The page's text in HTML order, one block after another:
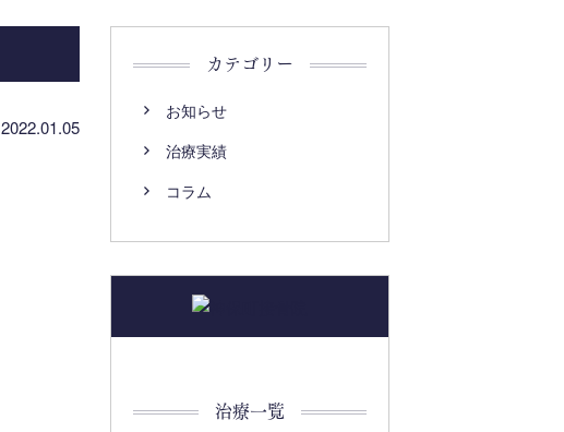
2022.01.05
カテゴリー
お知らせ
治療実績
コラム
治療一覧